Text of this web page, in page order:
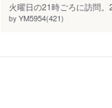
火曜日の21時ごろに訪問
by YM5954(421)